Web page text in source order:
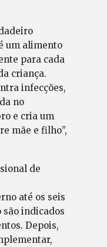
um alimento
para cada
criança.
infecções,
no
e cria um
mãe e filho”,
de
até os seis
são indicados
Depois,